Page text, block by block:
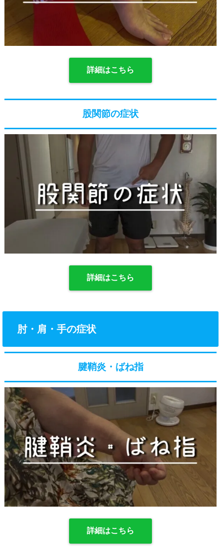
詳細はこちら
股関節の症状
詳細はこちら
肘・肩・手の症状
腱鞘炎・ばね指
詳細はこちら